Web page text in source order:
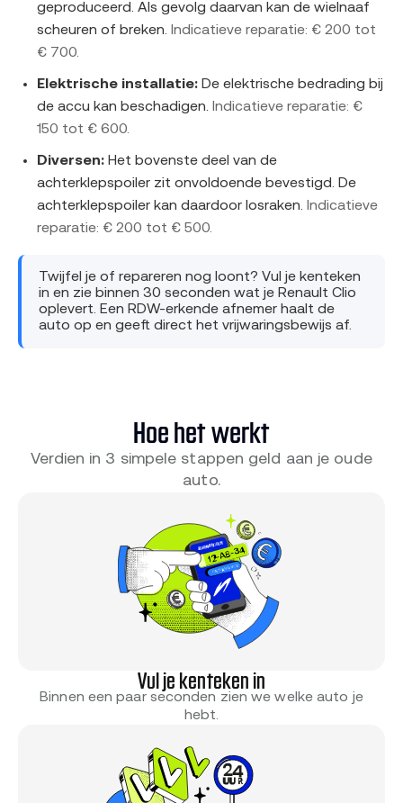
geproduceerd. Als gevolg daarvan kan de wielnaaf
scheuren of breken. Indicatieve reparatie: € 200 tot
€ 700.
Elektrische installatie:De elektrische bedrading bij
de accu kan beschadigen. Indicatieve reparatie: €
150 tot € 600.
Diversen:Het bovenste deel van de
achterklepspoiler zit onvoldoende bevestigd. De
achterklepspoiler kan daardoor losraken. Indicatieve
reparatie: € 200 tot € 500.
Twijfel je of repareren nog loont? Vul je kenteken
in en zie binnen 30 seconden wat je Renault Clio
oplevert. Een RDW-erkende afnemer haalt de
auto op en geeft direct het vrijwaringsbewijs af.
Hoe het werkt
Verdien in 3 simpele stappen geld aan je oude
auto.
Vul je kenteken in
Binnen een paar seconden zien we welke auto je
hebt.